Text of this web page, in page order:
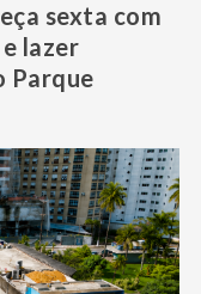
sexta com
lazer
Parque